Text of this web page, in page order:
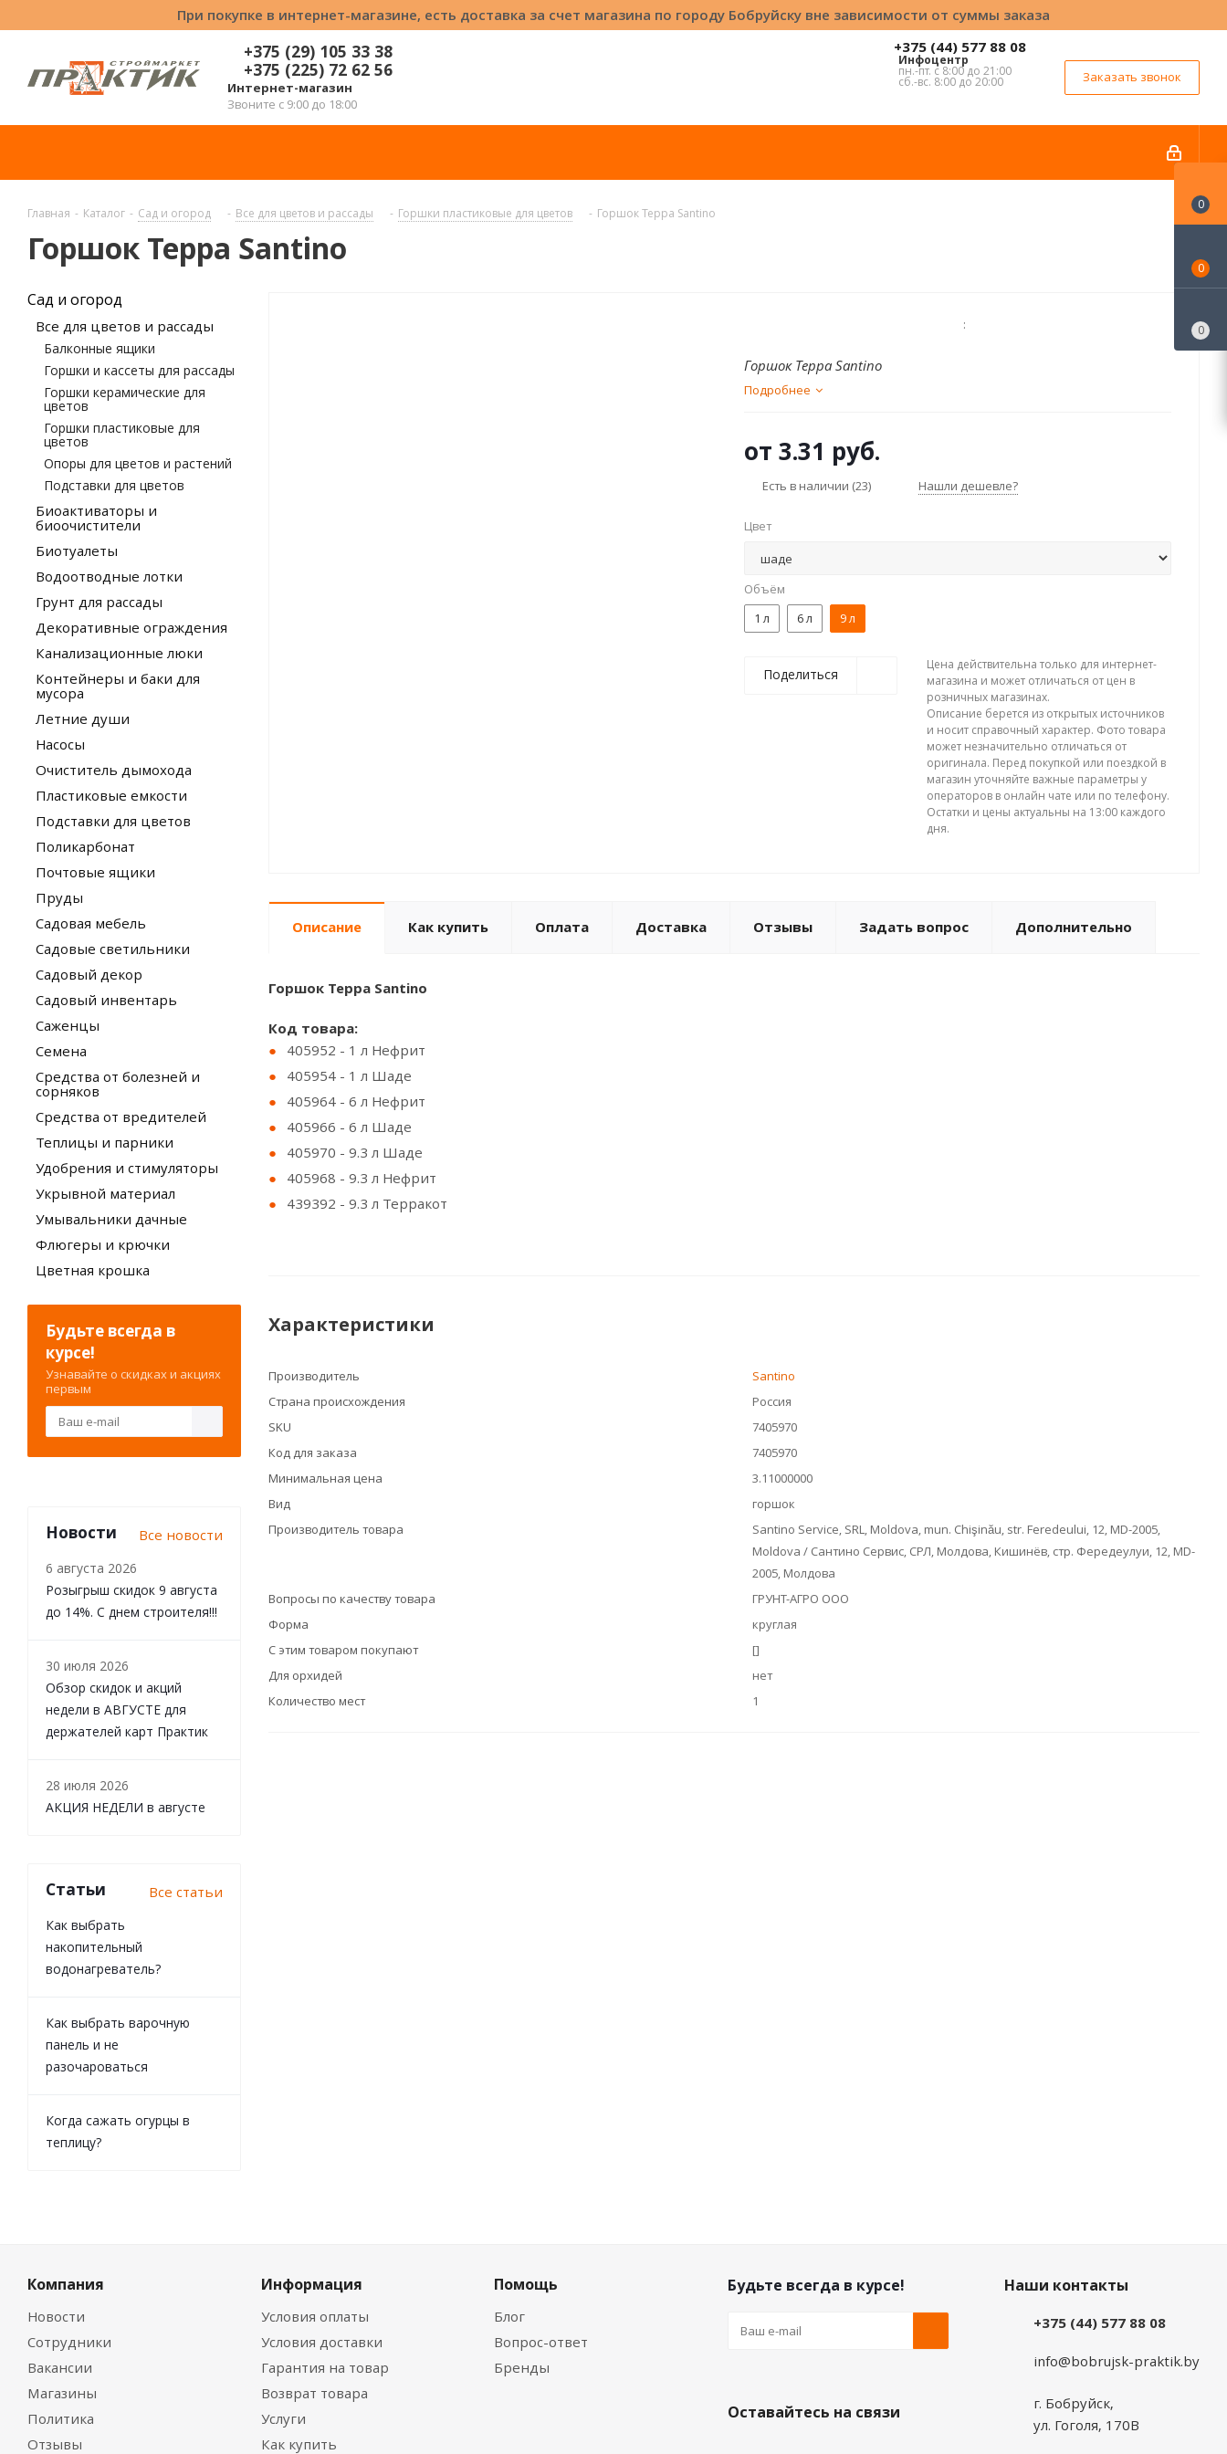
При покупке в интернет-магазине, есть доставка за счет магазина по городу Бобруйску вне зависимости от суммы заказа
+375 (29) 105 33 38
+375 (225) 72 62 56
Интернет-магазин
Звоните с 9:00 до 18:00
+375 (44) 577 88 08
Инфоцентр
пн.-пт. с 8:00 до 21:00
сб.-вс. 8:00 до 20:00 Заказать звонок
Главная - Каталог - Сад и огород - Все для цветов и рассады - Горшки пластиковые для цветов - Горшок Терра Santino
Горшок Терра Santino
:
Горшок Терра Santino
Подробнее
от 3.31 руб.
Есть в наличии (23) Нашли дешевле?
Цвет
Объём
1 л
6 л 9 л
Поделиться
Цена действительна только для интернет-
магазина и может отличаться от цен в
розничных магазинах.
Описание берется из открытых источников
и носит справочный характер. Фото товара
может незначительно отличаться от
оригинала. Перед покупкой или поездкой в
магазин уточняйте важные параметры у
операторов в онлайн чате или по телефону.
Остатки и цены актуальны на 13:00 каждого
дня.
Описание Как купить Оплата Доставка Отзывы Задать вопрос Дополнительно
Горшок Терра Santino
Код товара:
405952 - 1 л Нефрит
405954 - 1 л Шаде
405964 - 6 л Нефрит
405966 - 6 л Шаде
405970 - 9.3 л Шаде
405968 - 9.3 л Нефрит
439392 - 9.3 л Терракот
Характеристики
Производитель
Santino
Страна происхождения
Россия
SKU
7405970
Код для заказа
7405970
Минимальная цена
3.11000000
Вид
горшок
Производитель товара
Santino Service, SRL, Moldova, mun. Chişinău, str. Feredeului, 12, MD-2005,
Moldova / Сантино Сервис, СРЛ, Молдова, Кишинёв, стр. Фередеулуи, 12, MD-
2005, Молдова
Вопросы по качеству товара
ГРУНТ-АГРО ООО
Форма
круглая
С этим товаром покупают
[]
Для орхидей
нет
Количество мест
1
Сад и огород
Все для цветов и рассады
Балконные ящики
Горшки и кассеты для рассады
Горшки керамические для
цветов
Горшки пластиковые для
цветов
Опоры для цветов и растений
Подставки для цветов
Биоактиваторы и
биоочистители
Биотуалеты
Водоотводные лотки
Грунт для рассады
Декоративные ограждения
Канализационные люки
Контейнеры и баки для
мусора
Летние души
Насосы
Очиститель дымохода
Пластиковые емкости
Подставки для цветов
Поликарбонат
Почтовые ящики
Пруды
Садовая мебель
Садовые светильники
Садовый декор
Садовый инвентарь
Саженцы
Семена
Средства от болезней и
сорняков
Средства от вредителей
Теплицы и парники
Удобрения и стимуляторы
Укрывной материал
Умывальники дачные
Флюгеры и крючки
Цветная крошка
Будьте всегда в
курсе!
Узнавайте о скидках и акциях
первым
Новости Все новости
6 августа 2026
Розыгрыш скидок 9 августа
до 14%. С днем строителя!!!
30 июля 2026
Обзор скидок и акций
недели в АВГУСТЕ для
держателей карт Практик
28 июля 2026
АКЦИЯ НЕДЕЛИ в августе
Статьи Все статьи
Как выбрать
накопительный
водонагреватель?
Как выбрать варочную
панель и не
разочароваться
Когда сажать огурцы в
теплицу?
Компания
Новости
Сотрудники
Вакансии
Магазины
Политика
Отзывы
Информация
Условия оплаты
Условия доставки
Гарантия на товар
Возврат товара
Услуги
Как купить
Помощь
Блог
Вопрос-ответ
Бренды
Будьте всегда в курсе!
Оставайтесь на связи
Наши контакты
+375 (44) 577 88 08
info@bobrujsk-praktik.by
г. Бобруйск,
ул. Гоголя, 170В
0
0
0